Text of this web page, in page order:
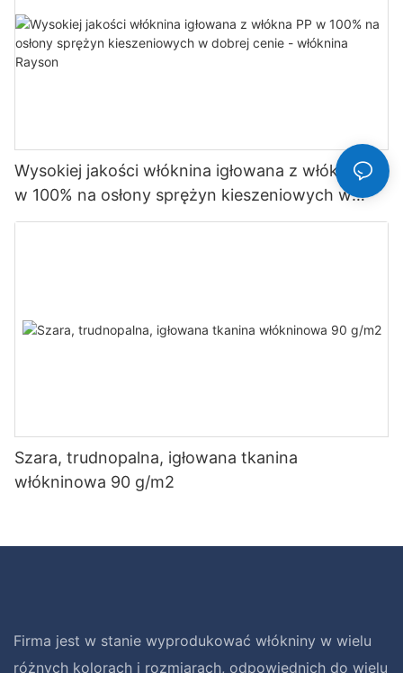
Wysokiej jakości włóknina igłowana z włókna PP
w 100% na osłony sprężyn kieszeniowych w
dobrej cenie - włóknina Rayson
Szara, trudnopalna, igłowana tkanina
włókninowa 90 g/m2
Firma jest w stanie wyprodukować włókniny w wielu
różnych kolorach i rozmiarach, odpowiednich do wielu